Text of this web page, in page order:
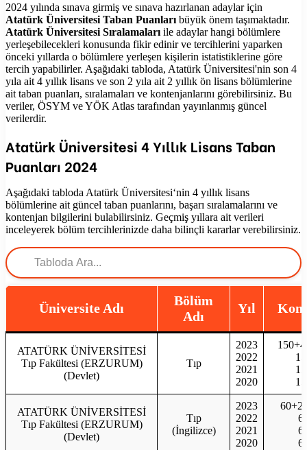
2024 yılında sınava girmiş ve sınava hazırlanan adaylar için
Atatürk Üniversitesi Taban Puanları büyük önem taşımaktadır.
Atatürk Üniversitesi Sıralamaları ile adaylar hangi bölümlere
yerleşebilecekleri konusunda fikir edinir ve tercihlerini yaparken
önceki yıllarda o bölümlere yerleşen kişilerin istatistiklerine göre
tercih yapabilirler. Aşağıdaki tabloda, Atatürk Üniversitesi'nin son 4
yıla ait 4 yıllık lisans ve son 2 yıla ait 2 yıllık ön lisans bölümlerine
ait taban puanları, sıralamaları ve kontenjanlarını görebilirsiniz. Bu
veriler, ÖSYM ve YÖK Atlas tarafından yayınlanmış güncel
verilerdir.
Atatürk Üniversitesi 4 Yıllık Lisans Taban
Puanları 2024
Aşağıdaki tablodaAtatürk Üniversitesi‘nin 4 yıllık lisans
bölümlerine ait güncel taban puanlarını, başarı sıralamalarını ve
kontenjan bilgilerini bulabilirsiniz. Geçmiş yıllara ait verileri
inceleyerek bölüm tercihlerinizde daha bilinçli kararlar verebilirsiniz.
Üniversite Adı
Bölüm
Adı
Yıl
ATATÜRK ÜNİVERSİTESİ
Tıp Fakültesi (ERZURUM)
(Devlet)
Tıp
2023
2022
2021
2020
ATATÜRK ÜNİVERSİTESİ
Tıp Fakültesi (ERZURUM)
(Devlet)
Tıp
(İngilizce)
2023
2022
2021
2020